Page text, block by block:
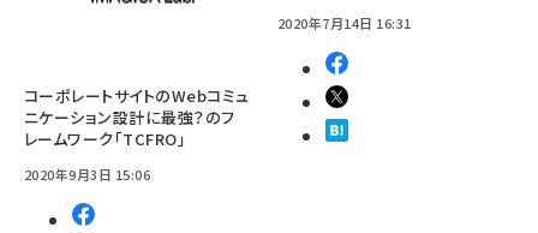
コーポレートサイトのWebコミュ
ニケーション設計に最強？のフ
レームワーク「TCFRO」
2020年9月3日 15:06
2020年7月14日 16:31